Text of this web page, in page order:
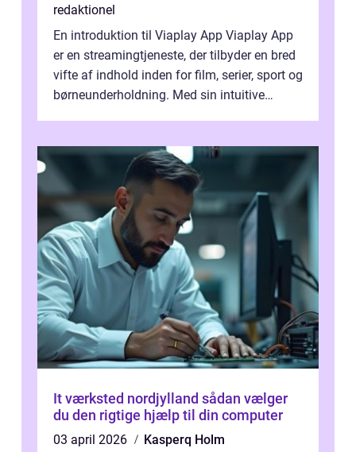
redaktionel
En introduktion til Viaplay App Viaplay App
er en streamingtjeneste, der tilbyder en bred
vifte af indhold inden for film, serier, sport og
børneunderholdning. Med sin intuitive
It værksted nordjylland sådan vælger
du den rigtige hjælp til din computer
03 april 2026
Kasperq Holm